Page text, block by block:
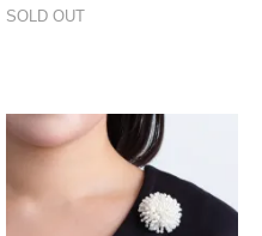
SOLD OUT